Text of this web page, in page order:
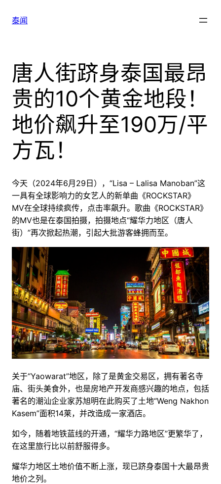
泰闻
唐人街跻身泰国最昂
贵的10个黄金地段！
地价飙升至190万/平
方瓦！
今天（2024年6月29日），“Lisa – Lalisa Manoban”这
一具有全球影响力的女艺人的新单曲《ROCKSTAR》
MV在全球持续疯传，点击率飙升。歌曲《ROCKSTAR》
的MV也是在泰国拍摄，拍摄地点“耀华力地区（唐人
街）”再次掀起热潮，引起大批游客蜂拥而至。
关于“Yaowarat”地区，除了是黄金交易区，拥有著名寺
庙、街头美食外，也是房地产开发商感兴趣的地点，包括
著名的潮汕企业家苏旭明在此购买了土地“Weng Nakhon
Kasem”面积14莱，并改造成一家酒店。
如今，随着地铁蓝线的开通，“耀华力路地区”更繁华了，
在这里旅行比以前舒服得多。
耀华力地区土地价值不断上涨，现已跻身泰国十大最昂贵
地价之列。